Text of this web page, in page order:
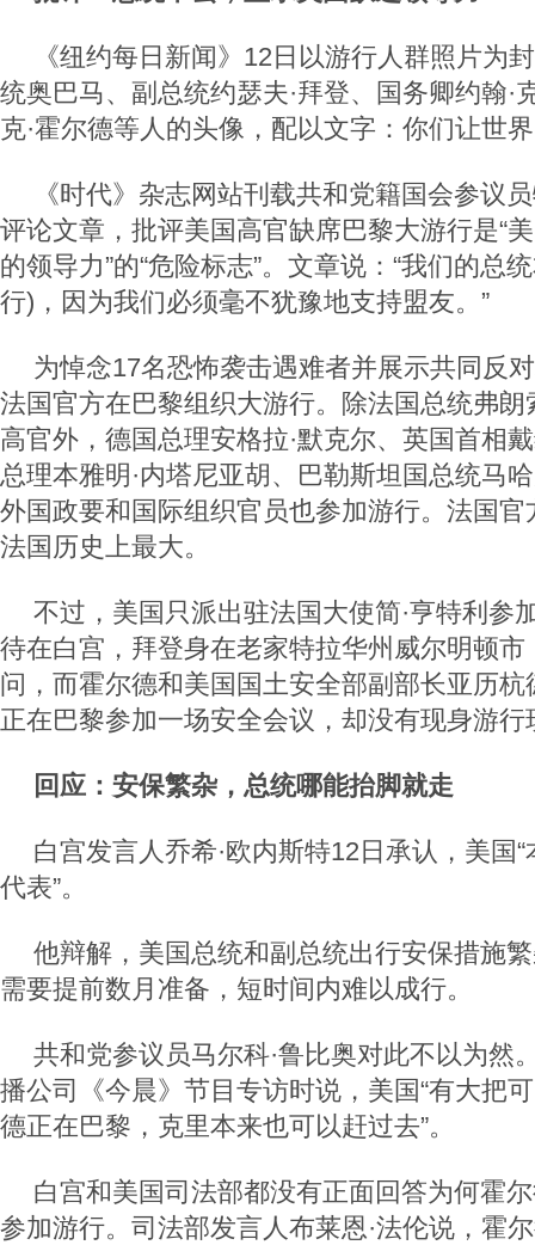
《纽约每日新闻》12日以游行人群照片为
统奥巴马、副总统约瑟夫·拜登、国务卿约翰·
克·霍尔德等人的头像，配以文字：你们让世
《时代》杂志网站刊载共和党籍国会参议
评论文章，批评美国高官缺席巴黎大游行是“
的领导力”的“危险标志”。文章说：“我们的总
行)，因为我们必须毫不犹豫地支持盟友。”
为悼念17名恐怖袭击遇难者并展示共同反
法国官方在巴黎组织大游行。除法国总统弗朗
高官外，德国总理安格拉·默克尔、英国首相
总理本雅明·内塔尼亚胡、巴勒斯坦国总统马
外国政要和国际组织官员也参加游行。法国
法国历史上最大。
不过，美国只派出驻法国大使简·亨特利参
待在白宫，拜登身在老家特拉华州威尔明顿
问，而霍尔德和美国国土安全部副部长亚历杭
正在巴黎参加一场安全会议，却没有现身游行
回应：安保繁杂，总统哪能抬脚就走
白宫发言人乔希·欧内斯特12日承认，美国
代表”。
他辩解，美国总统和副总统出行安保措施
需要提前数月准备，短时间内难以成行。
共和党参议员马尔科·鲁比奥对此不以为然
播公司《今晨》节目专访时说，美国“有大把
德正在巴黎，克里本来也可以赶过去”。
白宫和美国司法部都没有正面回答为何霍
参加游行。司法部发言人布莱恩·法伦说，霍